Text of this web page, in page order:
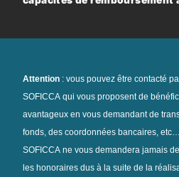
Attention : vous pouvez être contacté
SOFICCA qui vous proposent de
avantageux en vous demandant de
fonds, des coordonnées bancaires, etc…
SOFICCA ne vous demandera jamais
les honoraires dus à la suite de la